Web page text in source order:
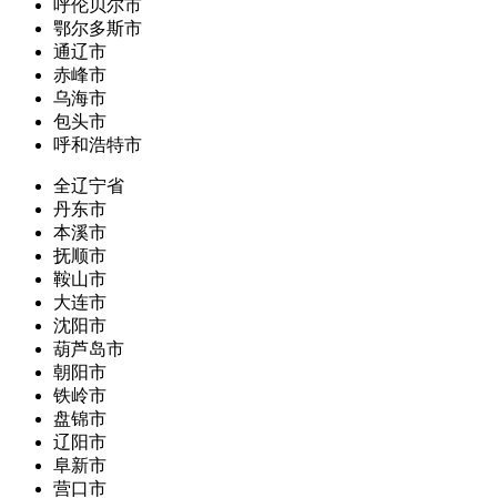
呼伦贝尔市
鄂尔多斯市
通辽市
赤峰市
乌海市
包头市
呼和浩特市
全辽宁省
丹东市
本溪市
抚顺市
鞍山市
大连市
沈阳市
葫芦岛市
朝阳市
铁岭市
盘锦市
辽阳市
阜新市
营口市